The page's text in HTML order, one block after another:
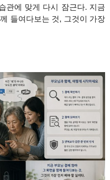
관에 맞게 다시 잠근다. 지금
들여다보는 것, 그것이 가장